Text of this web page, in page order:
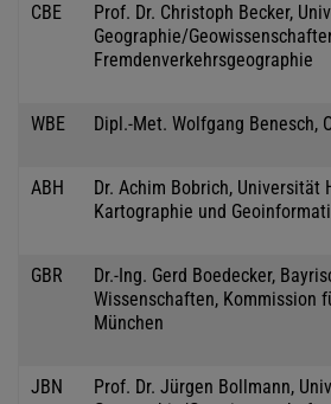
CBE
Prof. Dr. Christoph Becker,
Geographie/
Fremdenverkehrsgeographie
WBE Dipl.-Met. Wolfgang Benesch,
ABH
Dr. Achim Bobrich, Universität
Kartographie und
GBR
Dr.-Ing. Gerd Boedecker,
Wissenschaften, Kommission
München
JBN
Prof. Dr. Jürgen Bollmann,